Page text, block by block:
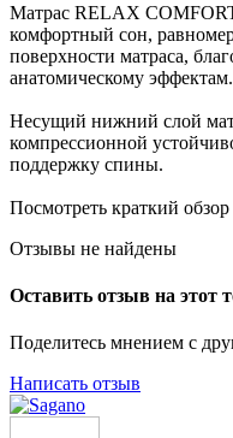
Матрас RELAX
комфортный сон,
поверхности матраса,
анатомическому эффектам.
Несущий нижний слой
компрессионной
поддержку спины.
Посмотреть краткий обзор
Отзывы не найдены
Оставить отзыв на этот
Поделитесь мнением с
Написать отзыв